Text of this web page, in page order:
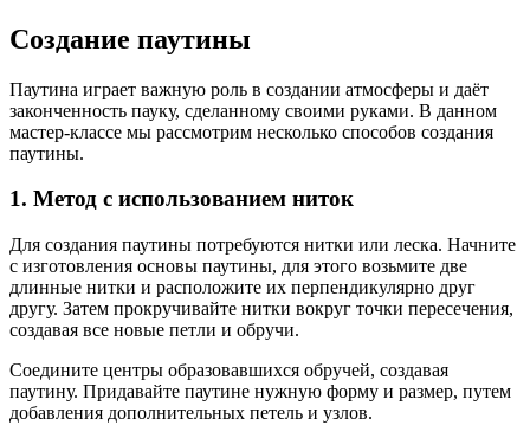
Создание паутины
Паутина играет важную роль в создании атмосферы и даёт
законченность пауку, сделанному своими руками. В данном
мастер-классе мы рассмотрим несколько способов создания
паутины.
1. Метод с использованием ниток
Для создания паутины потребуются нитки или леска. Начните
с изготовления основы паутины, для этого возьмите две
длинные нитки и расположите их перпендикулярно друг
другу. Затем прокручивайте нитки вокруг точки пересечения,
создавая все новые петли и обручи.
Соедините центры образовавшихся обручей, создавая
паутину. Придавайте паутине нужную форму и размер, путем
добавления дополнительных петель и узлов.